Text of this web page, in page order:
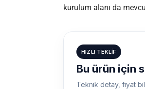
kurulum alanı da
HIZLI TEKLIF
Bu ürün için
Teknik detay, fiyat